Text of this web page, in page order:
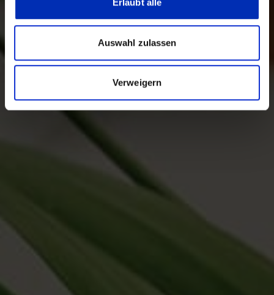
Erlaubt alle
Auswahl zulassen
Verweigern